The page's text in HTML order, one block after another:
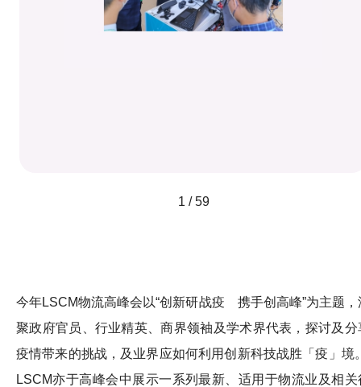
1 / 59
今年LSCM物流高峰会以“创新研战疫 携手创高峰”为主题，
聚政府官员、行业精英、商界领袖及学术界代表，探讨及分
疫情带来的挑战，及业界应如何利用创新科技战胜「疫」境
LSCM亦于高峰会中展示一系列最新、适用于物流业及相关